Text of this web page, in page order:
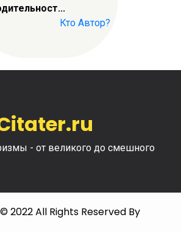
Кто Автор?
- от великого до смешного
2022 All Rights Reserved By